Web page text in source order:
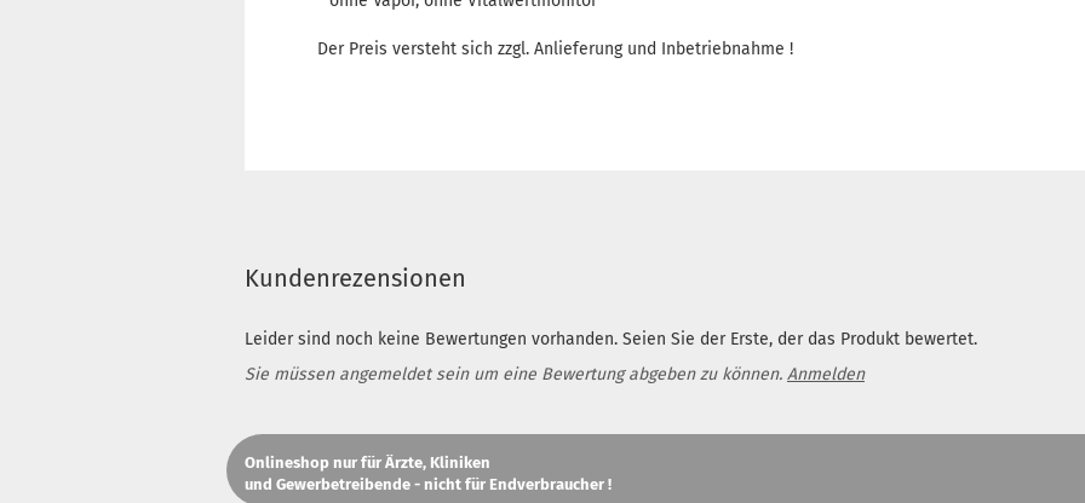
Der Preis versteht sich zzgl. Anlieferung und Inbetriebnahme !
Kundenrezensionen
Leider sind noch keine Bewertungen vorhanden. Seien Sie der Erste, der das Produkt bewertet.
Sie müssen angemeldet sein um eine Bewertung abgeben zu können. Anmelden
Onlineshop nur für Ärzte, Kliniken
und Gewerbetreibende - nicht für Endverbraucher !